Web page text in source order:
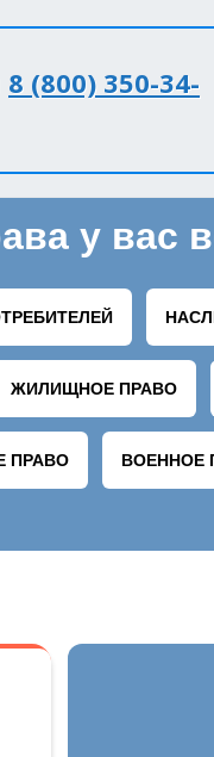
8 (800) 350-34-